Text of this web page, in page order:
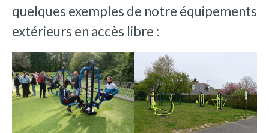
quelques exemples de notre équipements
extérieurs en accès libre :